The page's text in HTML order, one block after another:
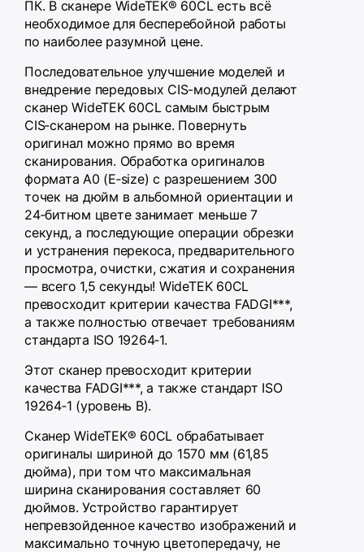
ПК. В сканере WideTEK® 60CL есть всё
необходимое для бесперебойной работы
по наиболее разумной цене.
Последовательное улучшение моделей и
внедрение передовых CIS-модулей делают
сканер WideTEK 60CL самым быстрым
CIS‑сканером на рынке. Повернуть
оригинал можно прямо во время
сканирования. Обработка оригиналов
формата A0 (E‑size) с разрешением 300
точек на дюйм в альбомной ориентации и
24‑битном цвете занимает меньше 7
секунд, а последующие операции обрезки
и устранения перекоса, предварительного
просмотра, очистки, сжатия и сохранения
— всего 1,5 секунды! WideTEK 60CL
превосходит критерии качества FADGI***,
а также полностью отвечает требованиям
стандарта ISO 19264‑1.
Этот сканер превосходит критерии
качества FADGI***, а также стандарт ISO
19264‑1 (уровень B).
Сканер WideTEK® 60CL обрабатывает
оригиналы шириной до 1570 мм (61,85
дюйма), при том что максимальная
ширина сканирования составляет 60
дюймов. Устройство гарантирует
непревзойденное качество изображений и
максимально точную цветопередачу, не